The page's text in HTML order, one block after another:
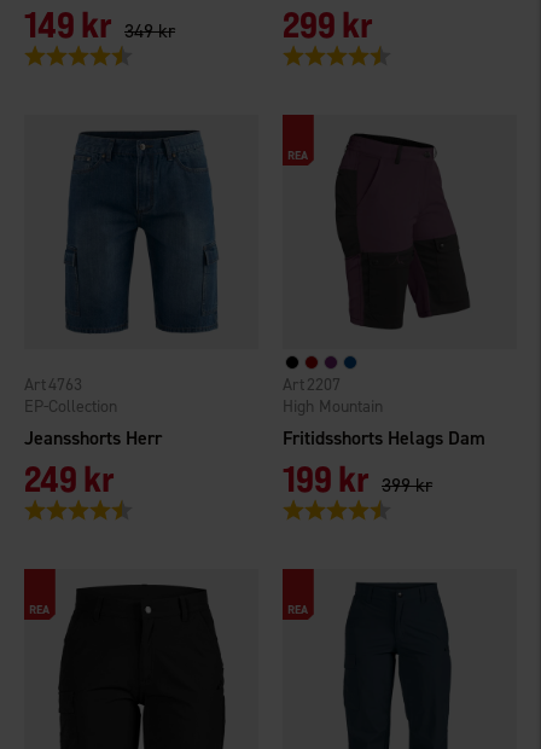
149 kr 349 kr
Betyg:
299 kr
Betyg:
Jeansshorts Herr
EP-Collection
4763
249 kr
Betyg:
Fritidsshorts Helags Dam
High Mountain
2207
199 kr 399 kr
Betyg: